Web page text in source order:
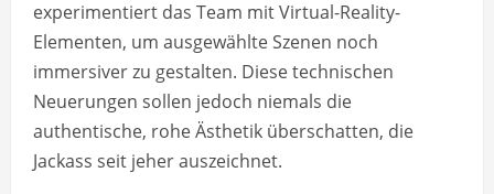
experimentiert das Team mit Virtual-Reality-
Elementen, um ausgewählte Szenen noch
immersiver zu gestalten. Diese technischen
Neuerungen sollen jedoch niemals die
authentische, rohe Ästhetik überschatten, die
Jackass seit jeher auszeichnet.